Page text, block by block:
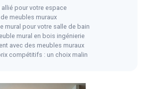
allié pour votre espace
meubles muraux
mural pour votre salle de bain
mural en bois ingénierie
avec des meubles muraux
compétitifs : un choix malin